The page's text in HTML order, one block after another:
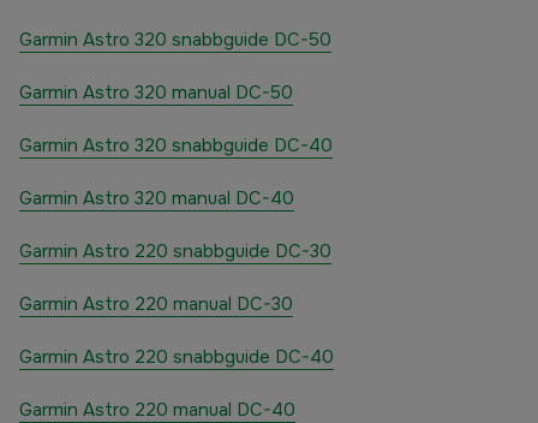
Garmin Astro 320 snabbguide DC-50
Garmin Astro 320 manual DC-50
Garmin Astro 320 snabbguide DC-40
Garmin Astro 320 manual DC-40
Garmin Astro 220 snabbguide DC-30
Garmin Astro 220 manual DC-30
Garmin Astro 220 snabbguide DC-40
Garmin Astro 220 manual DC-40